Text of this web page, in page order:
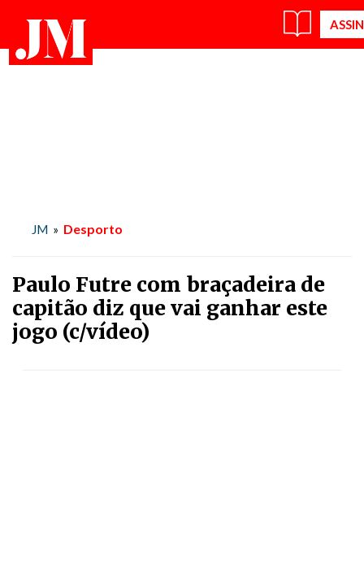
JM » Desporto
Paulo Futre com braçadeira de
capitão diz que vai ganhar este
jogo (c/vídeo)